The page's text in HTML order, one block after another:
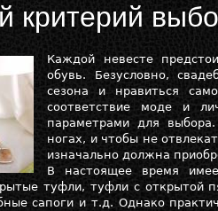
критерий
Каждой невесте
обувь. Безусловно,
сезона и нравиться
соответствие моде и
параметрами для
ногах, и чтобы не
изначально должна
В настоящее время
туфли, туфли с открытой
сапоги и т.д. Однако